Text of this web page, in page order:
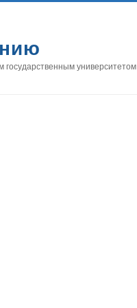
университетом